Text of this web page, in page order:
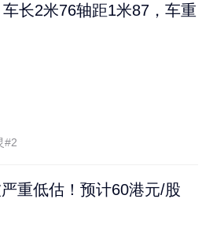
长2米76轴距1米87，车重
#2
重低估！预计60港元/股